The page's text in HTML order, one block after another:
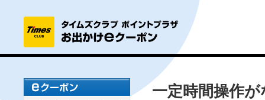
一定時間操作